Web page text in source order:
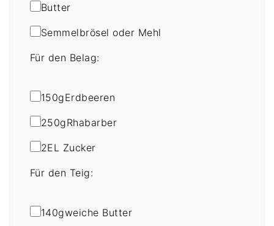
Butter
Semmelbrösel oder Mehl
Für den Belag:
150gErdbeeren
250gRhabarber
2EL Zucker
Für den Teig:
140gweiche Butter